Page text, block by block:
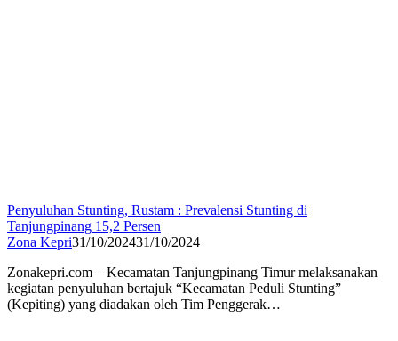
Penyuluhan Stunting, Rustam : Prevalensi Stunting di
Tanjungpinang 15,2 Persen
Zona Kepri31/10/202431/10/2024
Zonakepri.com – Kecamatan Tanjungpinang Timur melaksanakan
kegiatan penyuluhan bertajuk “Kecamatan Peduli Stunting”
(Kepiting) yang diadakan oleh Tim Penggerak…